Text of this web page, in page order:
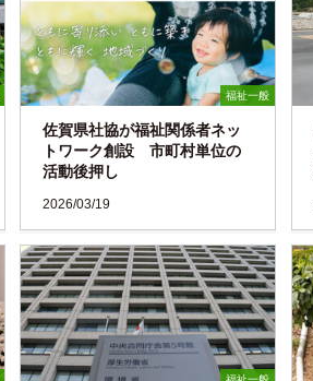
福祉一般
佐賀県社協が福祉関係者ネッ
トワーク創設 市町村単位の
活動後押し
2026/03/19